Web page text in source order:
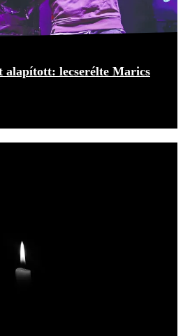
lecserélte Marics